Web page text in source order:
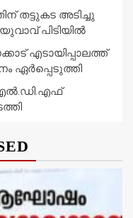
തട്ടുകട അടിച്ചു
പിടിയിൽ
എടായിപ്പാലത്ത്
ഏര്‍പ്പെടുത്തി
എൽ.ഡി.എഫ്